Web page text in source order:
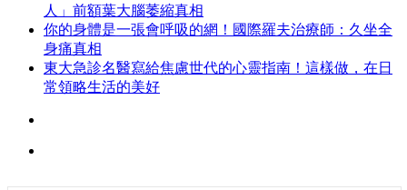
人」前額葉大腦萎縮真相
你的身體是一張會呼吸的網！國際羅夫治療師：久坐全
身痛真相
東大急診名醫寫給焦慮世代的心靈指南！這樣做，在日
常領略生活的美好